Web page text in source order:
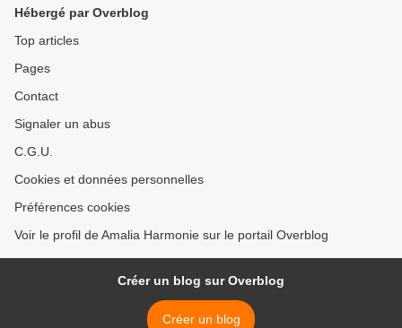
Hébergé par Overblog
Top articles
Pages
Contact
Signaler un abus
C.G.U.
Cookies et données personnelles
Préférences cookies
Voir le profil de Amalia Harmonie sur le portail Overblog
Créer un blog sur Overblog
Créer un blog